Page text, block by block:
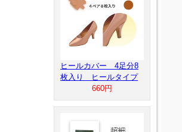
ヒールカバー 4足分8
枚入り ヒールタイプ
660円